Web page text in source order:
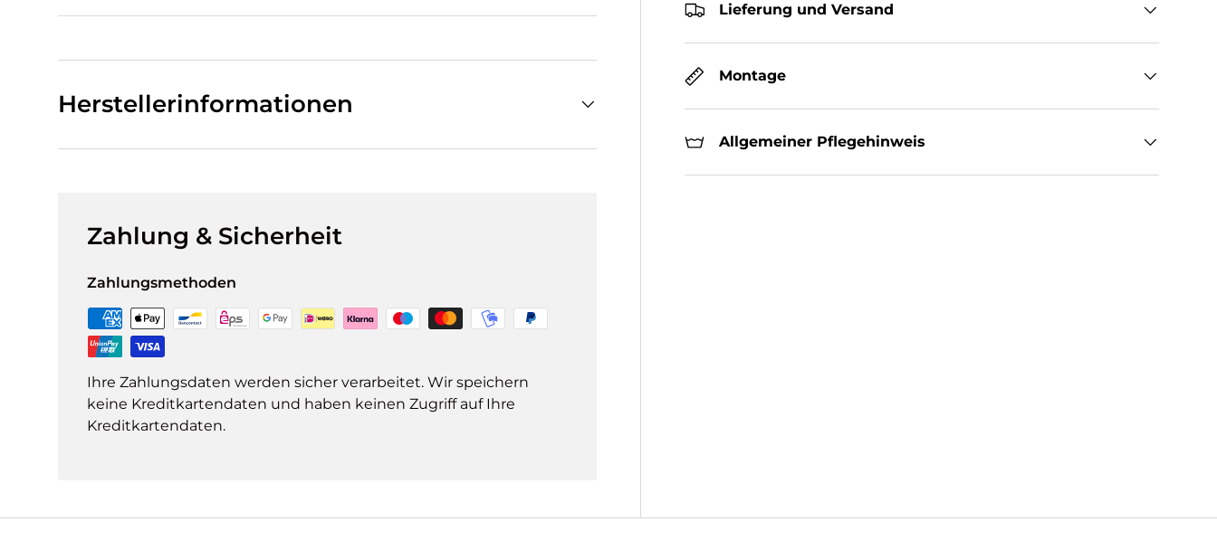
Lieferung und Versand
Montage
Allgemeiner Pflegehinweis
Herstellerinformationen
Zahlung & Sicherheit
Zahlungsmethoden
Ihre Zahlungsdaten werden sicher verarbeitet. Wir speichern
keine Kreditkartendaten und haben keinen Zugriff auf Ihre
Kreditkartendaten.